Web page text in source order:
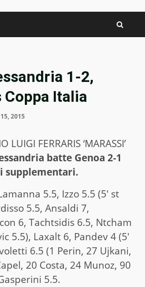
1-2,
Italia
2015
LUIGI FERRARIS ‘MARASSI’
batte Genoa 2-1
supplementari.
5.5, Izzo 5.5 (5′ st
5.5, Ansaldi 7,
6, Tachtsidis 6.5, Ntcham
5.5), Laxalt 6, Pandev 4 (5′
6.5 (1 Perin, 27 Ujkani,
20 Costa, 24 Munoz, 90
5.5.